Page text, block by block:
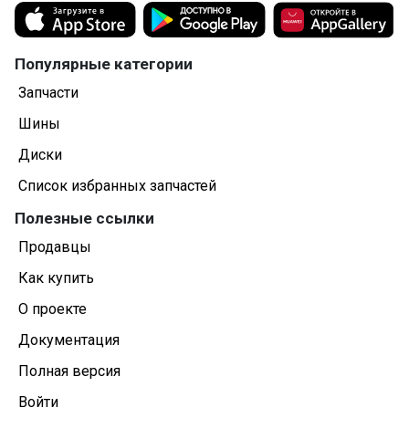
Популярные категории
Запчасти
Шины
Диски
Список избранных запчастей
Полезные ссылки
Продавцы
Как купить
О проекте
Документация
Полная версия
Войти